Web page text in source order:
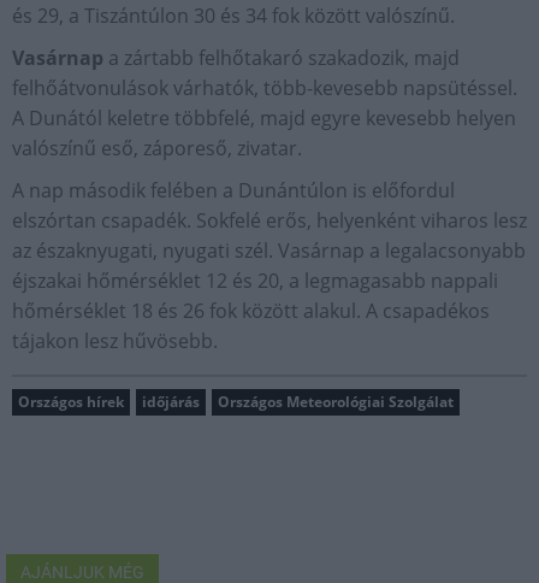
és 29, a Tiszántúlon 30 és 34 fok között valószínű.
Vasárnap a zártabb felhőtakaró szakadozik, majd
felhőátvonulások várhatók, több-kevesebb napsütéssel.
A Dunától keletre többfelé, majd egyre kevesebb helyen
valószínű eső, záporeső, zivatar.
A nap második felében a Dunántúlon is előfordul
elszórtan csapadék. Sokfelé erős, helyenként viharos lesz
az északnyugati, nyugati szél. Vasárnap a legalacsonyabb
éjszakai hőmérséklet 12 és 20, a legmagasabb nappali
hőmérséklet 18 és 26 fok között alakul. A csapadékos
tájakon lesz hűvösebb.
Országos hírek időjárás Országos Meteorológiai Szolgálat
AJÁNLJUK MÉG